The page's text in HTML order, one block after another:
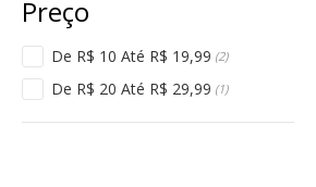
De R$ 10 Até R$ 19,99 (2)
De R$ 20 Até R$ 29,99 (1)